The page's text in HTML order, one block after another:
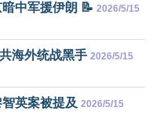
中军援伊朗 📝 2026/5/15
海外统战黑手 2026/5/15
英案被提及 2026/5/15